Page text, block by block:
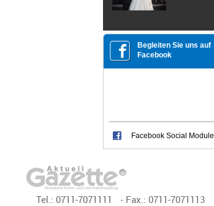
Begleiten Sie uns auf
Facebook
Facebook Social Module
Tel.: 0711-7071111 - Fax.: 0711-7071113